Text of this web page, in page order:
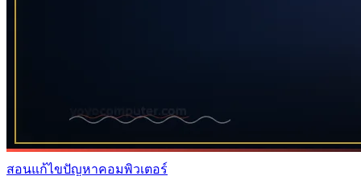
สอนแก้ไขปัญหาคอมพิวเตอร์